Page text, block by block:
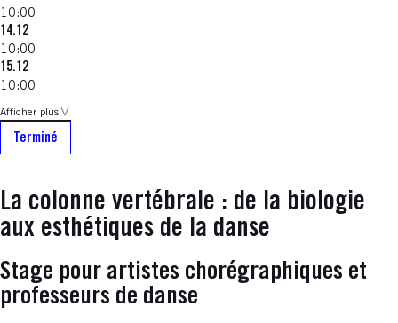
10:00
14.12
10:00
15.12
10:00
Afficher plus
Terminé
La colonne vertébrale : de la biologie
aux esthétiques de la danse
Stage pour artistes chorégraphiques et
professeurs de danse